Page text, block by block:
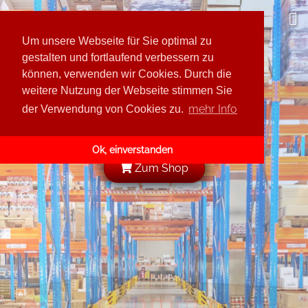
Um unsere Webseite für Sie optimal zu
gestalten und fortlaufend verbessern zu
können, verwenden wir Cookies. Durch die
weitere Nutzung der Webseite stimmen Sie
der Verwendung von Cookies zu. mehr Info
Ok, einverstanden
Zum Shop
Über uns
Sortimentvorschau
Rodnaja Derewnja
Omas Gurken
Leis
Lidia
Baba Manja
Kunde werden